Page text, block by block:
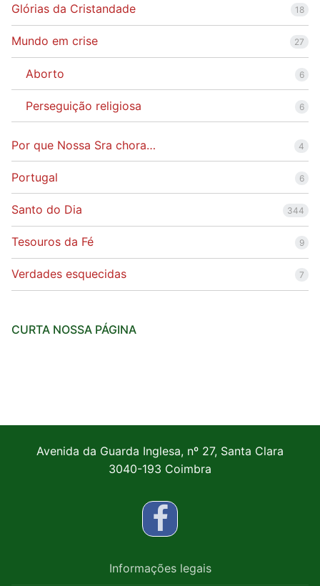
Glórias da Cristandade 18
Mundo em crise 27
Aborto 6
Perseguição religiosa 6
Por que Nossa Sra chora… 4
Portugal 6
Santo do Dia 344
Tesouros da Fé 9
Verdades esquecidas 7
CURTA NOSSA PÁGINA
Avenida da Guarda Inglesa, nº 27, Santa Clara
3040-193 Coimbra
Informações legais